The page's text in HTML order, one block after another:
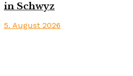
in Schwyz
5. August 2026